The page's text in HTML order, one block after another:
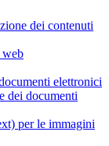
dei contenuti
web
elettronici
dei documenti
per le immagini